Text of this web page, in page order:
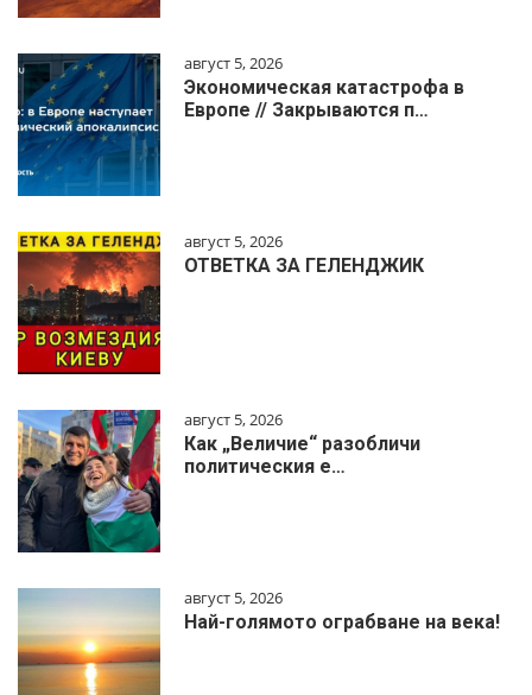
август 5, 2026
Экономическая катастрофа в
Европе // Закрываются п…
август 5, 2026
ОТВЕТКА ЗА ГЕЛЕНДЖИК
август 5, 2026
Как „Величие“ разобличи
политическия е…
август 5, 2026
Най-голямото ограбване на века!